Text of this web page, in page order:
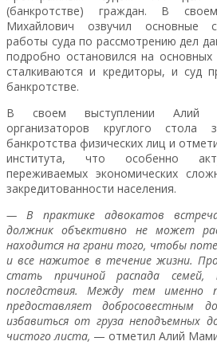
(банкротстве) граждан. В
Михайлович озвучил основные
работы суда по рассмотрению дел
подробно остановился на
сталкиваются и кредиторы, и суд
банкротстве.
В своем выступлении Алий
организаторов круглого
банкротства физических лиц и
института, что особенно
переживаемых экономических
закредитованности населения.
— В практике адвокатов
должник объективно не может
находится на грани того, чтобы
и все нажитое в течение жизни.
стать причиной распада семей,
последствия. Между тем именно
предоставляет добросовестным
избавиться от груза неподъемных
чистого листа, — отметил Алий